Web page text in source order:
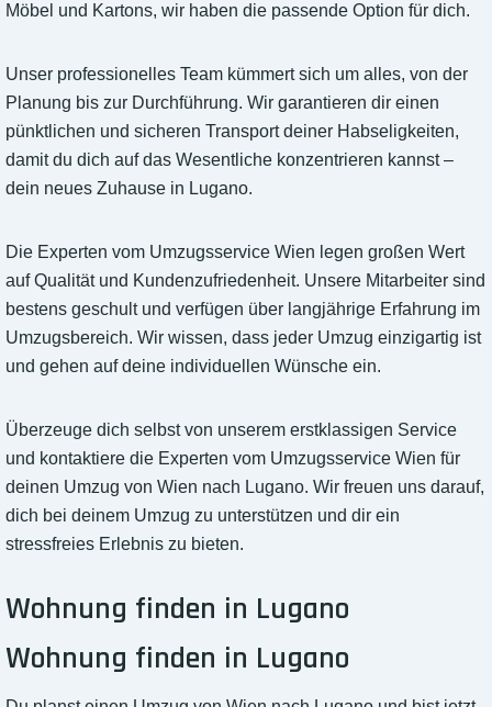
Möbel und Kartons, wir haben die passende Option für dich.
Unser professionelles Team kümmert sich um alles, von der
Planung bis zur Durchführung. Wir garantieren dir einen
pünktlichen und sicheren Transport deiner Habseligkeiten,
damit du dich auf das Wesentliche konzentrieren kannst –
dein neues Zuhause in Lugano.
Die Experten vom Umzugsservice Wien legen großen Wert
auf Qualität und Kundenzufriedenheit. Unsere Mitarbeiter sind
bestens geschult und verfügen über langjährige Erfahrung im
Umzugsbereich. Wir wissen, dass jeder Umzug einzigartig ist
und gehen auf deine individuellen Wünsche ein.
Überzeuge dich selbst von unserem erstklassigen Service
und kontaktiere die Experten vom Umzugsservice Wien für
deinen Umzug von Wien nach Lugano. Wir freuen uns darauf,
dich bei deinem Umzug zu unterstützen und dir ein
stressfreies Erlebnis zu bieten.
Wohnung finden in Lugano
Wohnung finden in Lugano